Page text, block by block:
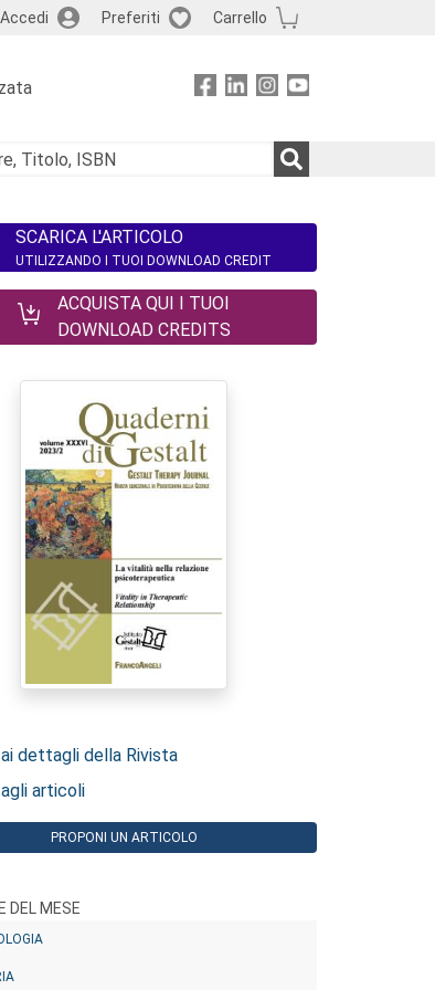
Accedi Preferiti Carrello
SCARICA L'ARTICOLO
UTILIZZANDO I TUOI DOWNLOAD CREDIT
ACQUISTA QUI I TUOI
DOWNLOAD CREDITS
dettagli della Rivista
articoli
PROPONI UN ARTICOLO
DEL MESE